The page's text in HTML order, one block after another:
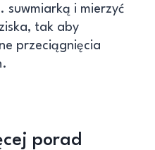
suwmiarką i mierzyć
tak aby
przeciągnięcia
porad